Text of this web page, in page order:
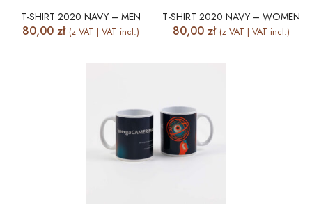
T-SHIRT 2020 NAVY – MEN
80,00 zł (z VAT | VAT incl.)
T-SHIRT 2020 NAVY – WOMEN
80,00zł (z VAT | VAT incl.)